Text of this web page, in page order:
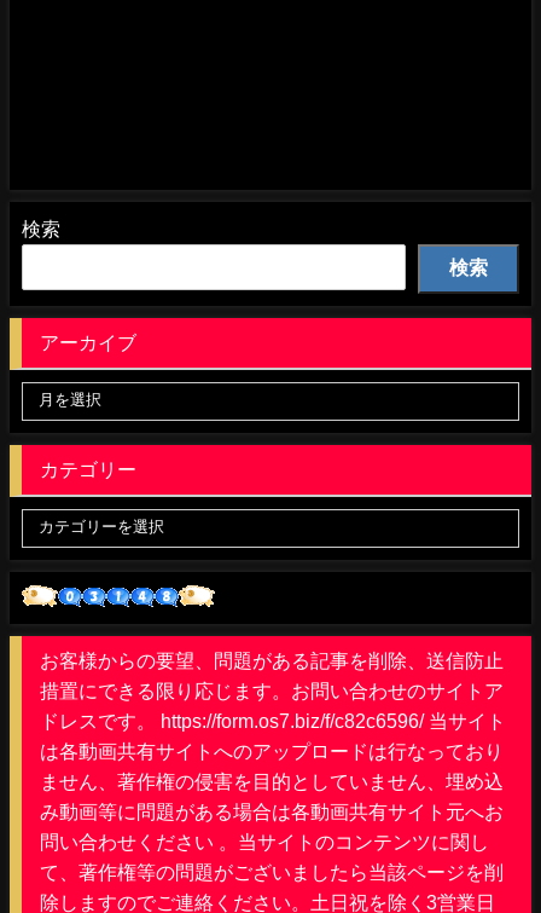
検索
検索
アーカイブ
カテゴリー
お客様からの要望、問題がある記事を削除、送信防止
措置にできる限り応じます。お問い合わせのサイトア
ドレスです。 https://form.os7.biz/f/c82c6596/ 当サイト
は各動画共有サイトへのアップロードは行なっており
ません、著作権の侵害を目的としていません、埋め込
み動画等に問題がある場合は各動画共有サイト元へお
問い合わせください 。当サイトのコンテンツに関し
て、著作権等の問題がございましたら当該ページを削
除しますのでご連絡ください。土日祝を除く3営業日